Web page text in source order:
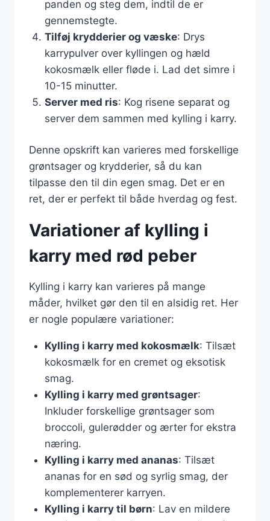
panden og steg dem, indtil de er
gennemstegte.
Tilføj krydderier og væske: Drys
karrypulver over kyllingen og hæld
kokosmælk eller fløde i. Lad det simre i
10-15 minutter.
Server med ris: Kog risene separat og
server dem sammen med kylling i karry.
Denne opskrift kan varieres med forskellige
grøntsager og krydderier, så du kan
tilpasse den til din egen smag. Det er en
ret, der er perfekt til både hverdag og fest.
Variationer af kylling i
karry med rød peber
Kylling i karry kan varieres på mange
måder, hvilket gør den til en alsidig ret. Her
er nogle populære variationer:
Kylling i karry med kokosmælk: Tilsæt
kokosmælk for en cremet og eksotisk
smag.
Kylling i karry med grøntsager:
Inkluder forskellige grøntsager som
broccoli, gulerødder og ærter for ekstra
næring.
Kylling i karry med ananas: Tilsæt
ananas for en sød og syrlig smag, der
komplementerer karryen.
Kylling i karry til børn: Lav en mildere